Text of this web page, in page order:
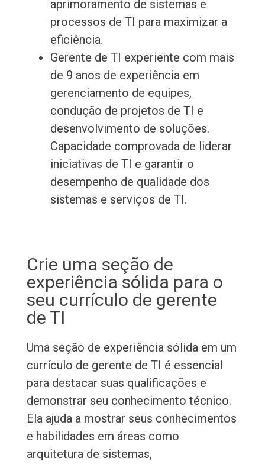
aprimoramento de sistemas e
processos de TI para maximizar a
eficiência.
Gerente de TI experiente com mais
de 9 anos de experiência em
gerenciamento de equipes,
condução de projetos de TI e
desenvolvimento de soluções.
Capacidade comprovada de liderar
iniciativas de TI e garantir o
desempenho de qualidade dos
sistemas e serviços de TI.
Crie uma seção de
experiência sólida para o
seu currículo de gerente
de TI
Uma seção de experiência sólida em um
currículo de gerente de TI é essencial
para destacar suas qualificações e
demonstrar seu conhecimento técnico.
Ela ajuda a mostrar seus conhecimentos
e habilidades em áreas como
arquitetura de sistemas,